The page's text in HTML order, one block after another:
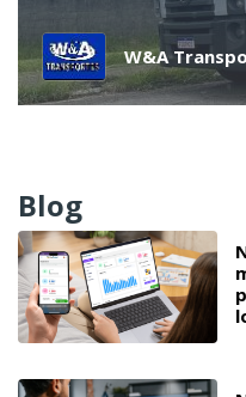
W&A
Blog